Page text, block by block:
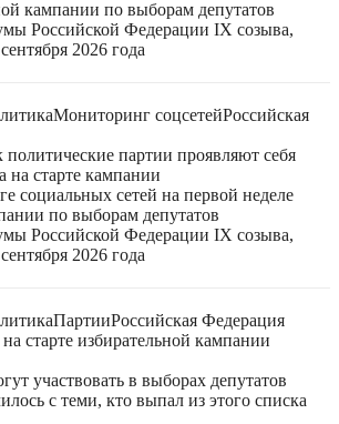
кампании по выборам депутатов
Российской Федерации IX созыва,
2026 года
Мониторинг соцсетейРоссийская
политические партии проявляют себя
на старте кампании
социальных сетей на первой неделе
по выборам депутатов
Российской Федерации IX созыва,
2026 года
ПартииРоссийская Федерация
старте избирательной кампании
участвовать в выборах депутатов
с теми, кто выпал из этого списка